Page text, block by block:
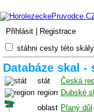
Přihlásit Registrace
stáhni cesty této
Databáze skal -
stát
Česká
region Dubské
oblast Planý důl